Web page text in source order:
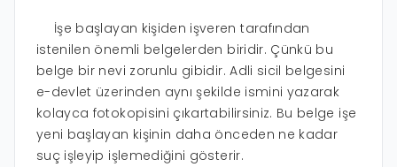
İşe başlayan kişiden işveren tarafından
istenilen önemli belgelerden biridir. Çünkü bu
belge bir nevi zorunlu gibidir. Adli sicil belgesini
e-devlet üzerinden aynı şekilde ismini yazarak
kolayca fotokopisini çıkartabilirsiniz. Bu belge işe
yeni başlayan kişinin daha önceden ne kadar
suç işleyip işlemediğini gösterir.